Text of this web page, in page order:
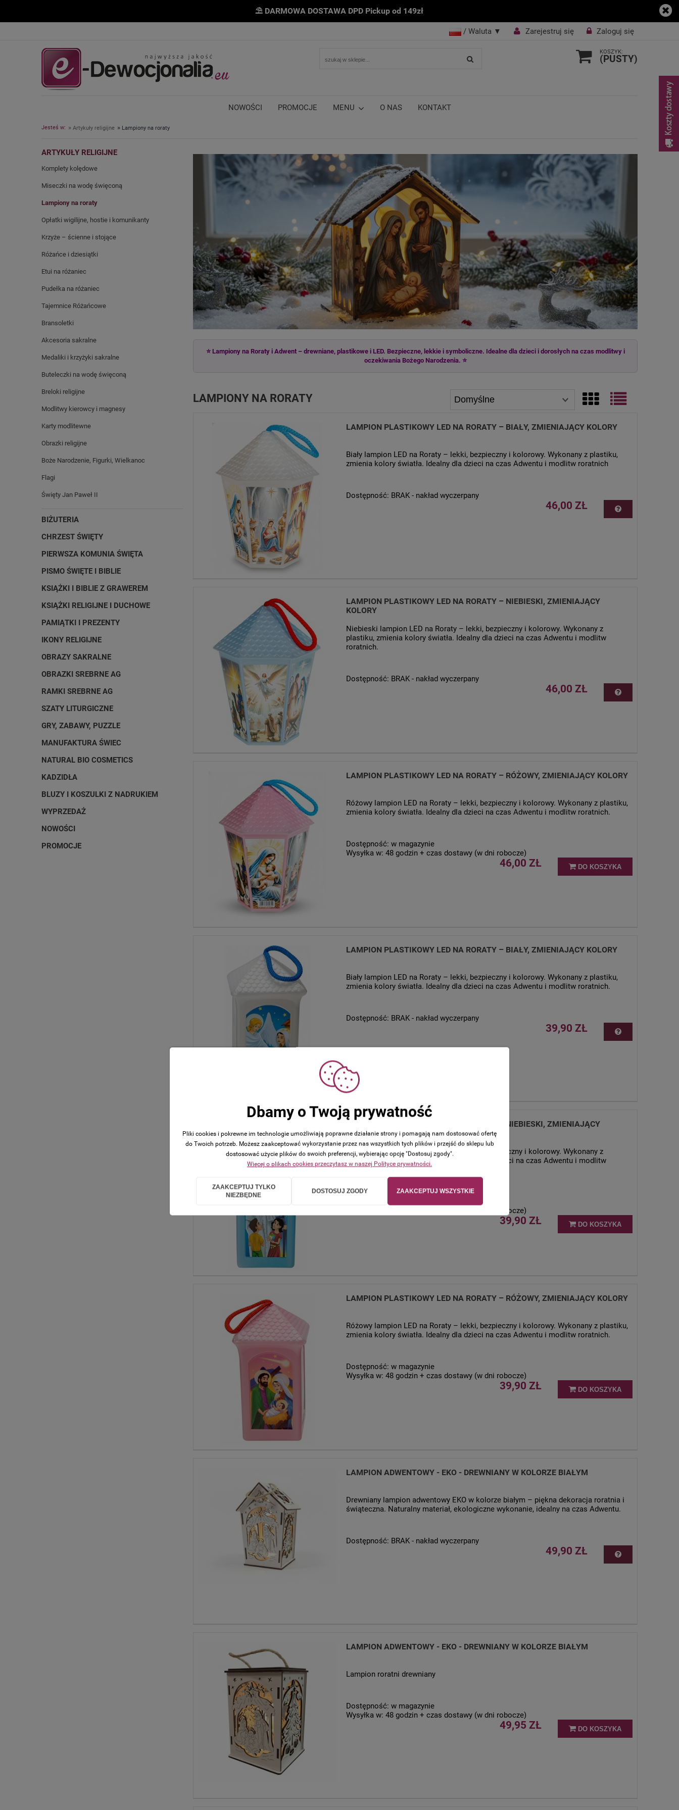
⛱ DARMOWA DOSTAWA DPD Pickup od 149zł
Zarejestruj się Zaloguj się
/ Waluta ▼
KOSZYK:
(PUSTY)
NOWOŚCI PROMOCJE MENU O NAS KONTAKT
Jesteś w: » Artykuły religijne » Lampiony na roraty
ARTYKUŁY RELIGIJNE
Komplety kolędowe
Miseczki na wodę święconą
Lampiony na roraty
Opłatki wigilijne, hostie i komunikanty
Krzyże – ścienne i stojące
Różańce i dziesiątki
Etui na różaniec
Pudełka na różaniec
Tajemnice Różańcowe
Bransoletki
Akcesoria sakralne
Medaliki i krzyżyki sakralne
Buteleczki na wodę święconą
Breloki religijne
Modlitwy kierowcy i magnesy
Karty modlitewne
Obrazki religijne
Boże Narodzenie, Figurki, Wielkanoc
Flagi
Święty Jan Paweł II
BIŻUTERIA
CHRZEST ŚWIĘTY
PIERWSZA KOMUNIA ŚWIĘTA
PISMO ŚWIĘTE I BIBLIE
KSIĄŻKI I BIBLIE Z GRAWEREM
KSIĄŻKI RELIGIJNE I DUCHOWE
PAMIĄTKI I PREZENTY
IKONY RELIGIJNE
OBRAZY SAKRALNE
OBRAZKI SREBRNE AG
RAMKI SREBRNE AG
SZATY LITURGICZNE
GRY, ZABAWY, PUZZLE
MANUFAKTURA ŚWIEC
NATURAL BIO COSMETICS
KADZIDŁA
BLUZY I KOSZULKI Z NADRUKIEM
WYPRZEDAŻ
NOWOŚCI
PROMOCJE
⭐ Lampiony na Roraty i Adwent – drewniane, plastikowe i LED. Bezpieczne, lekkie i symboliczne. Idealne dla dzieci i dorosłych na czas modlitwy i
oczekiwania Bożego Narodzenia. ⭐
LAMPIONY NA RORATY
LAMPION PLASTIKOWY LED NA RORATY – BIAŁY, ZMIENIAJĄCY KOLORY
Biały lampion LED na Roraty – lekki, bezpieczny i kolorowy. Wykonany z plastiku,
zmienia kolory światła. Idealny dla dzieci na czas Adwentu i modlitw roratnich
Dostępność: BRAK - nakład wyczerpany
46,00 ZŁ
LAMPION PLASTIKOWY LED NA RORATY – NIEBIESKI, ZMIENIAJĄCY
KOLORY
Niebieski lampion LED na Roraty – lekki, bezpieczny i kolorowy. Wykonany z
plastiku, zmienia kolory światła. Idealny dla dzieci na czas Adwentu i modlitw
roratnich.
Dostępność: BRAK - nakład wyczerpany
46,00 ZŁ
LAMPION PLASTIKOWY LED NA RORATY – RÓŻOWY, ZMIENIAJĄCY KOLORY
Różowy lampion LED na Roraty – lekki, bezpieczny i kolorowy. Wykonany z plastiku,
zmienia kolory światła. Idealny dla dzieci na czas Adwentu i modlitw roratnich.
Dostępność: w magazynie
Wysyłka w: 48 godzin + czas dostawy (w dni robocze)
46,00 ZŁ DO KOSZYKA
LAMPION PLASTIKOWY LED NA RORATY – BIAŁY, ZMIENIAJĄCY KOLORY
Biały lampion LED na Roraty – lekki, bezpieczny i kolorowy. Wykonany z plastiku,
zmienia kolory światła. Idealny dla dzieci na czas Adwentu i modlitw roratnich.
Dostępność: BRAK - nakład wyczerpany
39,90 ZŁ
LAMPION PLASTIKOWY LED NA RORATY – NIEBIESKI, ZMIENIAJĄCY
KOLORY
Niebieski lampion LED na Roraty – lekki, bezpieczny i kolorowy. Wykonany z
plastiku, zmienia kolory światła. Idealny dla dzieci na czas Adwentu i modlitw
roratnich.
Dostępność:
48 godzin + czas dostawy (w dni robocze)
39,90 ZŁ DO KOSZYKA
LAMPION PLASTIKOWY LED NA RORATY – RÓŻOWY, ZMIENIAJĄCY KOLORY
Różowy lampion LED na Roraty – lekki, bezpieczny i kolorowy. Wykonany z plastiku,
zmienia kolory światła. Idealny dla dzieci na czas Adwentu i modlitw roratnich.
Dostępność: w magazynie
Wysyłka w: 48 godzin + czas dostawy (w dni robocze)
39,90 ZŁ DO KOSZYKA
LAMPION ADWENTOWY - EKO - DREWNIANY W KOLORZE BIAŁYM
Drewniany lampion adwentowy EKO w kolorze białym – piękna dekoracja roratnia i
świąteczna. Naturalny materiał, ekologiczne wykonanie, idealny na czas Adwentu.
Dostępność: BRAK - nakład wyczerpany
49,90 ZŁ
LAMPION ADWENTOWY - EKO - DREWNIANY W KOLORZE BIAŁYM
Lampion roratni drewniany
Dostępność: w magazynie
Wysyłka w: 48 godzin + czas dostawy (w dni robocze)
49,95 ZŁ DO KOSZYKA
Dbamy o Twoją prywatność
Pliki cookies i pokrewne im technologie umożliwiają poprawne działanie strony i pomagają nam dostosować ofertę
do Twoich potrzeb. Możesz zaakceptować wykorzystanie przez nas wszystkich tych plików i przejść do sklepu lub
dostosować użycie plików do swoich preferencji, wybierając opcję "Dostosuj zgody".
Więcej o plikach cookies przeczytasz w naszej Polityce prywatności.
ZAAKCEPTUJ TYLKO
NIEZBĘDNE
DOSTOSUJ ZGODY ZAAKCEPTUJ WSZYSTKIE